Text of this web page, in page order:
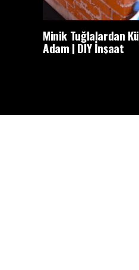
Minik Tuğlalardan
Adam | DIY İnşaat